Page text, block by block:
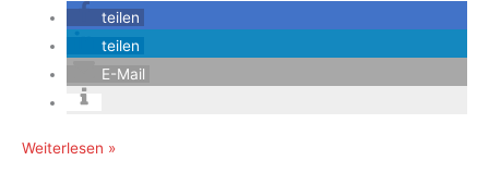
teilen
teilen
E-Mail
ART
Weiterlesen »